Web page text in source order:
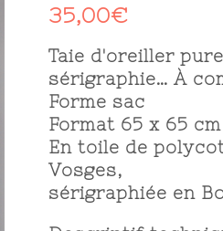
35,00€
Taie d'oreiller
sérigraphie… À
Forme sac
Format 65 x 65 cm
En toile de
Vosges,
sérigraphiée en